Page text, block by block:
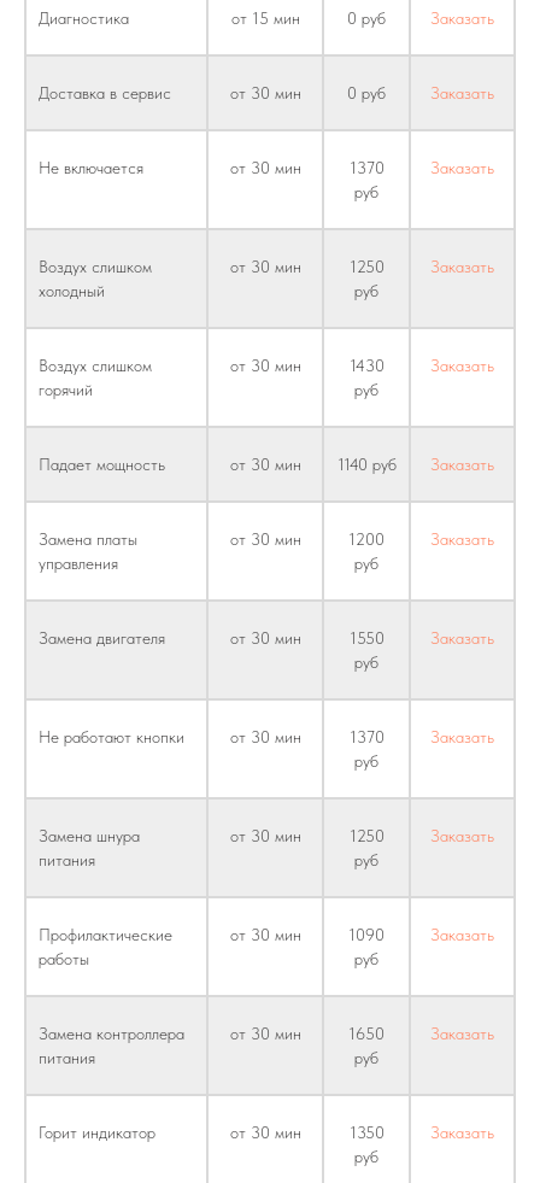
Диагностика от 15 мин 0 руб Заказать
Доставка в сервис от 30 мин 0 руб Заказать
Не включается от 30 мин
1370
руб
Заказать
Воздух слишком
холодный
от 30 мин
1250
руб
Заказать
Воздух слишком
горячий
от 30 мин
1430
руб
Заказать
Падает мощность от 30 мин 1140 руб Заказать
Замена платы
управления
от 30 мин
1200
руб
Заказать
Замена двигателя от 30 мин
1550
руб
Заказать
Не работают кнопки от 30 мин
1370
руб
Заказать
Замена шнура
питания
от 30 мин
1250
руб
Заказать
Профилактические
работы
от 30 мин
1090
руб
Заказать
Замена контроллера
питания
от 30 мин
1650
руб
Заказать
Горит индикатор от 30 мин
1350
руб
Заказать